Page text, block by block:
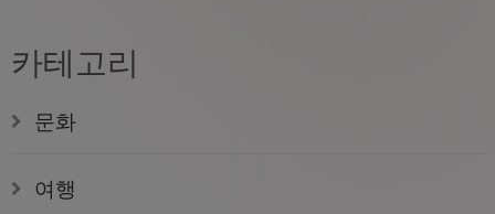
카테고리
문화
여행